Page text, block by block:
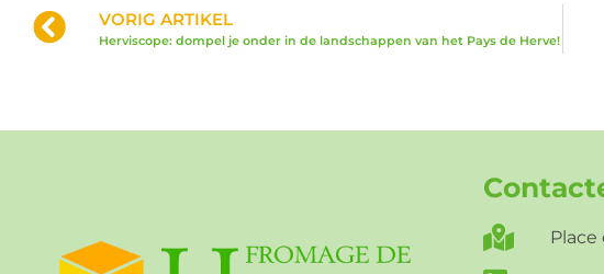
VORIG ARTIKEL
Herviscope: dompel je onder in de landschappen van het Pays de Herve!
Place